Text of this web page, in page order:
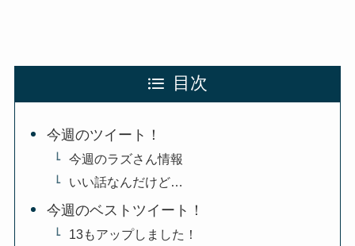
目次
今週のツイート！
今週のラズさん情報
いい話なんだけど…
今週のベストツイート！
13もアップしました！